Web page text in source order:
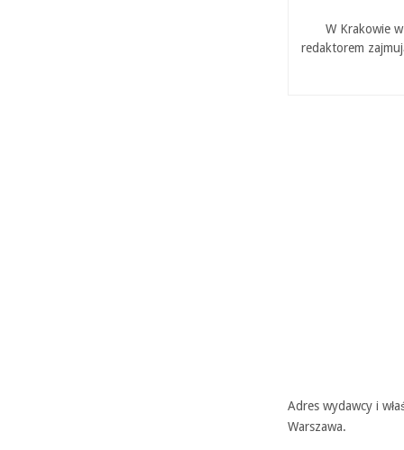
W Krakowie
redaktorem
Adres wydawcy i
Warszawa.